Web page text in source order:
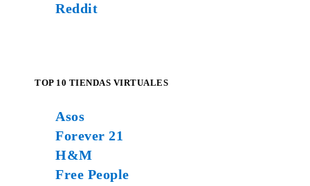
Reddit
TOP 10 TIENDAS VIRTUALES
Asos
Forever 21
H&M
Free People